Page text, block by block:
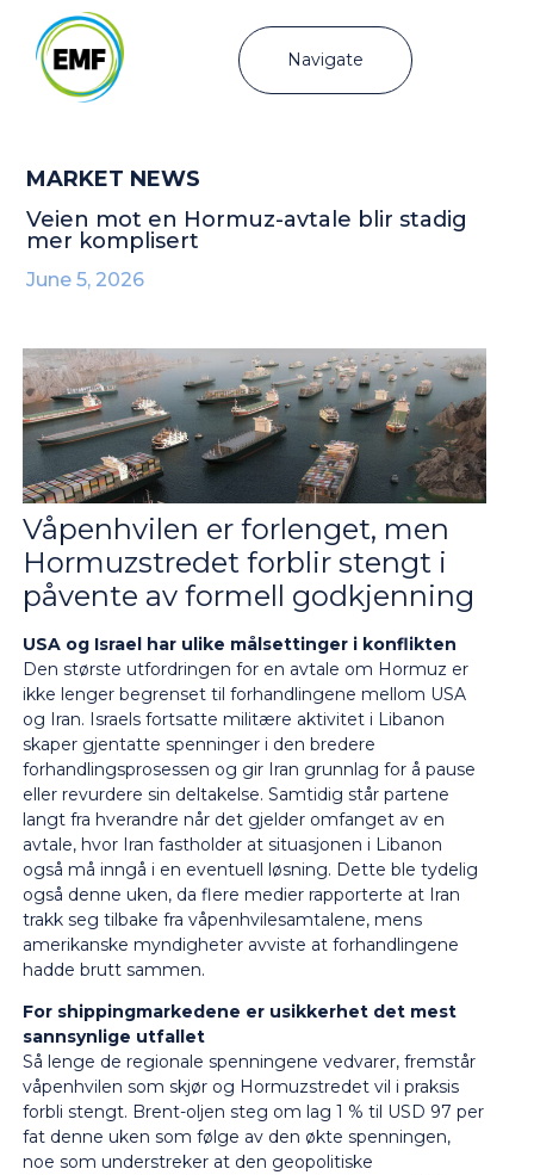
Navigate
MARKET NEWS
Veien mot en Hormuz-avtale blir stadig
mer komplisert
June 5, 2026
Våpenhvilen er forlenget, men
Hormuzstredet forblir stengt i
påvente av formell godkjenning
USA og Israel har ulike målsettinger i konflikten
Den største utfordringen for en avtale om Hormuz er
ikke lenger begrenset til forhandlingene mellom USA
og Iran. Israels fortsatte militære aktivitet i Libanon
skaper gjentatte spenninger i den bredere
forhandlingsprosessen og gir Iran grunnlag for å pause
eller revurdere sin deltakelse. Samtidig står partene
langt fra hverandre når det gjelder omfanget av en
avtale, hvor Iran fastholder at situasjonen i Libanon
også må inngå i en eventuell løsning. Dette ble tydelig
også denne uken, da flere medier rapporterte at Iran
trakk seg tilbake fra våpenhvilesamtalene, mens
amerikanske myndigheter avviste at forhandlingene
hadde brutt sammen.
For shippingmarkedene er usikkerhet det mest
sannsynlige utfallet
Så lenge de regionale spenningene vedvarer, fremstår
våpenhvilen som skjør og Hormuzstredet vil i praksis
forbli stengt. Brent-oljen steg om lag 1 % til USD 97 per
fat denne uken som følge av den økte spenningen,
noe som understreker at den geopolitiske